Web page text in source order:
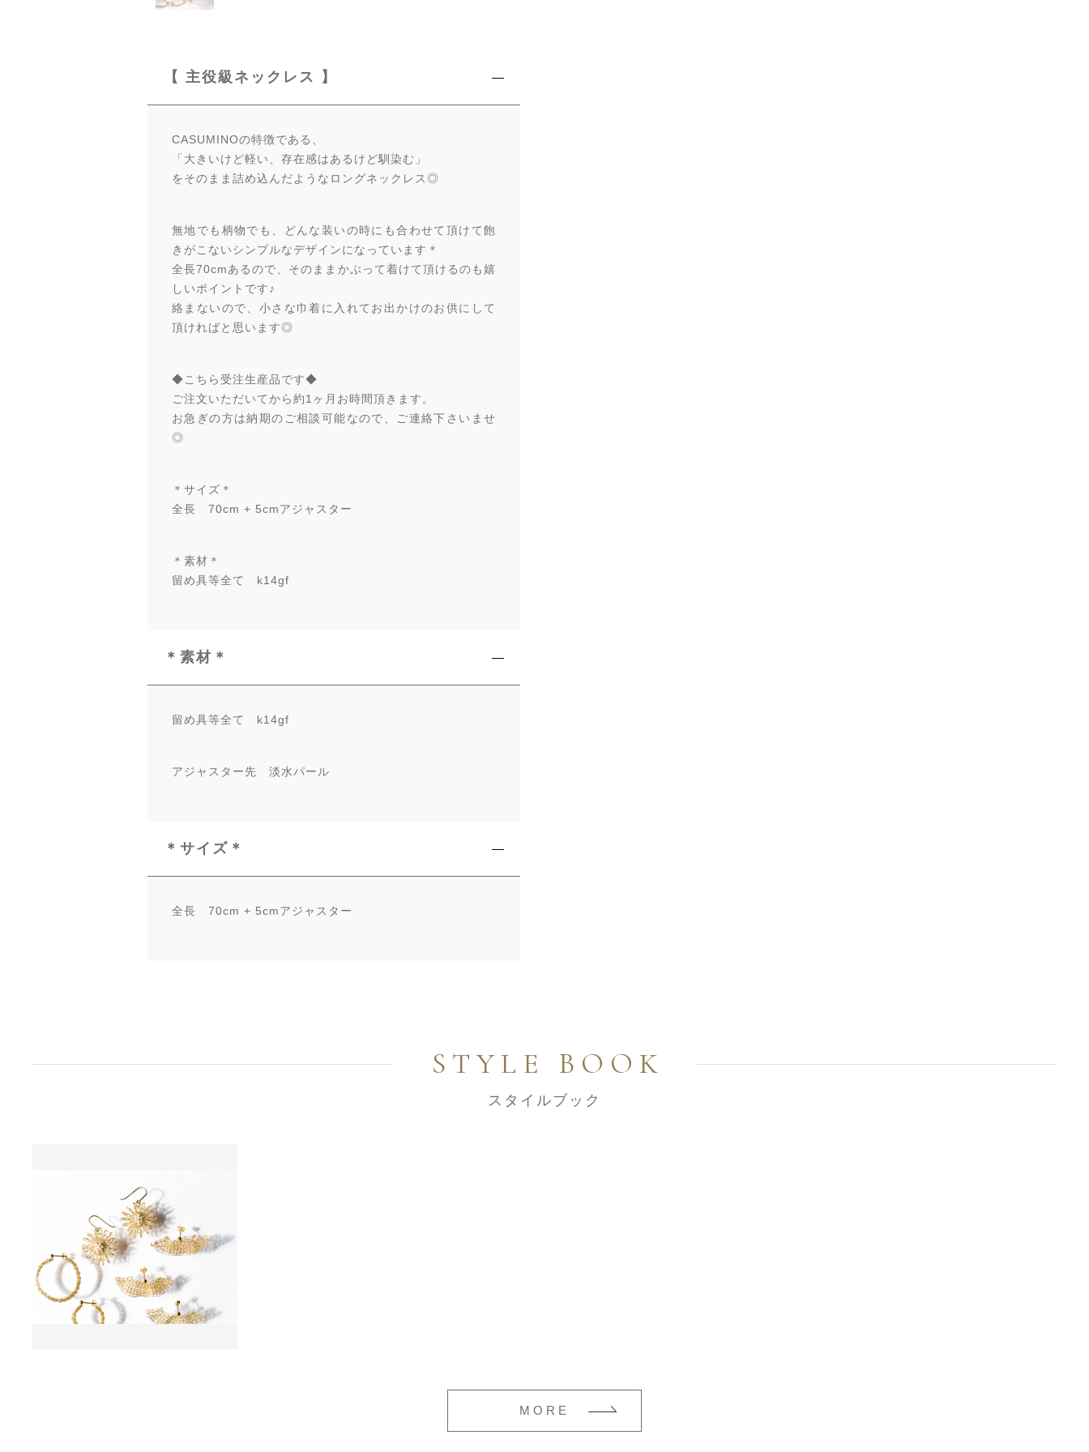
【 主役級ネックレス 】
CASUMINOの特徴である、
「大きいけど軽い、存在感はあるけど馴染む」
をそのまま詰め込んだようなロングネックレス◎
無地でも柄物でも、どんな装いの時にも合わせて頂けて飽
きがこないシンプルなデザインになっています＊
全長70cmあるので、そのままかぶって着けて頂けるのも嬉
しいポイントです♪
絡まないので、小さな巾着に入れてお出かけのお供にして
頂ければと思います◎
◆こちら受注生産品です◆
ご注文いただいてから約1ヶ月お時間頂きます。
お急ぎの方は納期のご相談可能なので、ご連絡下さいませ
◎
＊サイズ＊
全長 70cm + 5cmアジャスター
＊素材＊
留め具等全て k14gf
＊素材＊
留め具等全て k14gf
アジャスター先 淡水パール
＊サイズ＊
全長 70cm + 5cmアジャスター
STYLE BOOK
スタイルブック
MORE